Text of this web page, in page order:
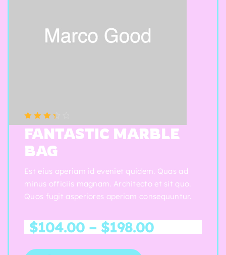
Note3.50
sur 5
FANTASTIC MARBLE
BAG
Est eius aperiam id eveniet quidem. Quas ad
minus officiis magnam. Architecto et sit quo.
Quos fugit asperiores aperiam consequuntur.
$104.00 – $198.00